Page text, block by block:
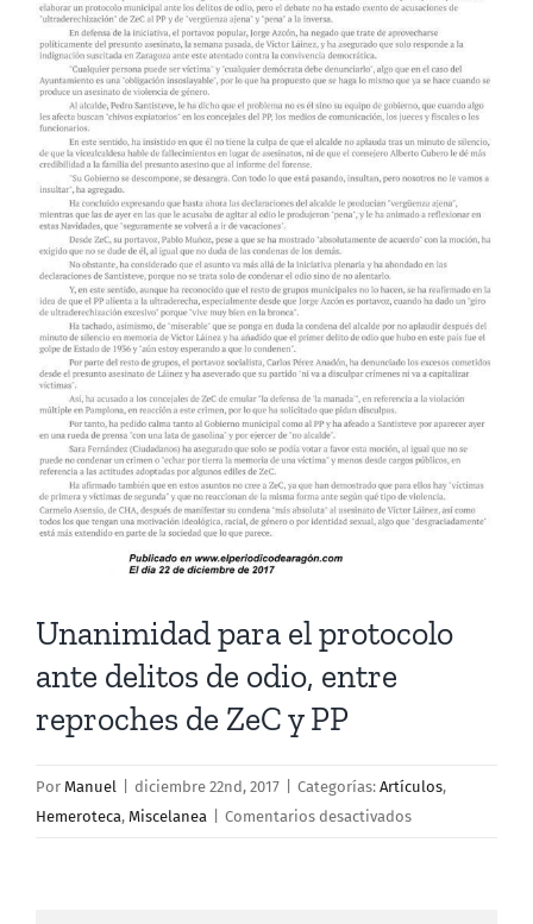
más
grande
Unanimidad para el protocolo
ante delitos de odio, entre
reproches de ZeC y PP
Por Manuel diciembre 22nd, 2017 Categorías: Artículos,
Hemeroteca, Miscelanea Comentarios desactivadosen